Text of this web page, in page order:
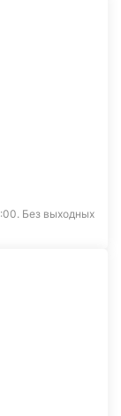
Без выходных